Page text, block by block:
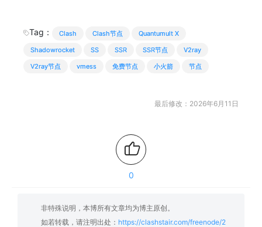
Tag： Clash Clash节点
Quantumult X
Shadowrocket
SS SSR SSR节点
V2ray
V2ray节点
vmess 免费节点 小火箭 节点
最后修改：2026年6月11日
0
非特殊说明，本博所有文章均为博主原创。
如若转载，请注明出处： https://clashstair.com/freenode/2